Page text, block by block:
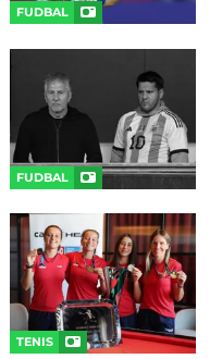
FUDBAL
FUDBAL
TENIS